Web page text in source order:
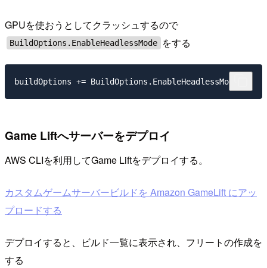
GPUを使おうとしてクラッシュするので
BuildOptions.EnableHeadlessMode をする
Game Liftへサーバーをデプロイ
AWS CLIを利用してGame Liftをデプロイする。
カスタムゲームサーバービルドを Amazon GameLift にアッ
プロードする
デプロイすると、ビルド一覧に表示され、フリートの作成を
する